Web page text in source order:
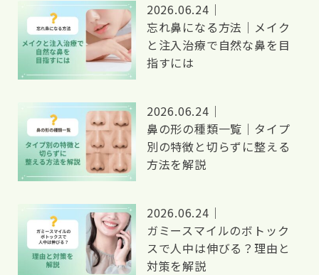
2026.06.24｜
忘れ鼻になる方法｜メイク
と注入治療で自然な鼻を目
指すには
2026.06.24｜
鼻の形の種類一覧｜タイプ
別の特徴と切らずに整える
方法を解説
2026.06.24｜
ガミースマイルのボトック
スで人中は伸びる？理由と
対策を解説